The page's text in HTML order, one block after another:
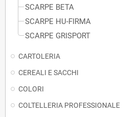
SCARPE BETA
SCARPE HU-FIRMA
SCARPE GRISPORT
CARTOLERIA
CEREALI E SACCHI
COLORI
COLTELLERIA PROFESSIONALE